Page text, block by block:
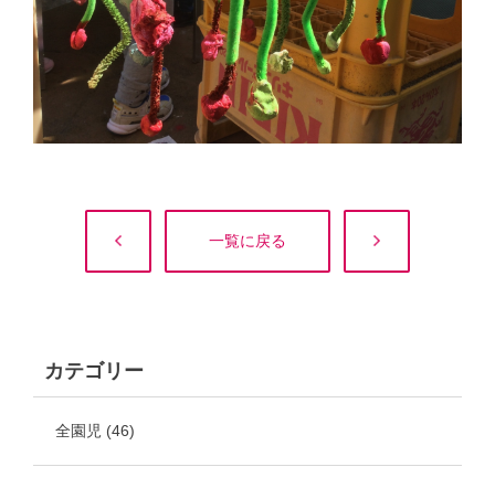
一覧に戻る
カテゴリー
全園児 (46)